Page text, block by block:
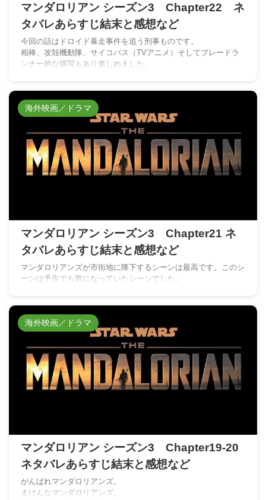
マンダロリアン シーズン3 Chapter22 ネ
タバレあらすじ結末と感想など
今回の話はドロイド暴走事件を追う刑事ものです。
相棒、攻殻機動隊、サイコパス（TVアニメ）そしてブレードラ
ンナー的な描写もあり楽しめました。
海外映画／ドラマ
マンダロリアン シーズン3 Chapter21 ネ
タバレあらすじ結末と感想など
マンダロリアンズが市街地に降下するシーンは最高です。このシ
ーンは予告でも気になっていたシーンでした。
海外映画／ドラマ
マンダロリアン シーズン3 Chapter19-20
ネタバレあらすじ結末と感想など
がんばれマンダロリアンズ。
まけんなマンダロリアンズ。